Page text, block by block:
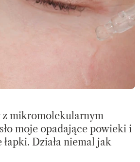
z mikromolekularnym
moje opadające powieki i
łapki. Działa niemal jak